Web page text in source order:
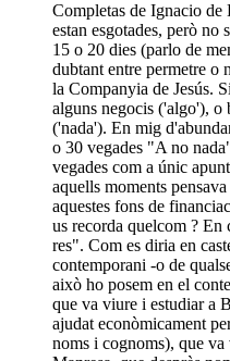
Completas de Ignacio
estan esgotades, però no
15 o 20 dies (parlo de
dubtant entre permetre o
la Companyia de Jesús.
alguns negocis ('algo'), o
('nada'). En mig
o 30 vegades "A no
vegades com a únic
aquells moments
aquestes fons de
us recorda quelcom ? En
res". Com es diria en
contemporani -o de
això ho posem en el
que va viure i estudiar a
ajudat econòmicament
noms i cognoms), que